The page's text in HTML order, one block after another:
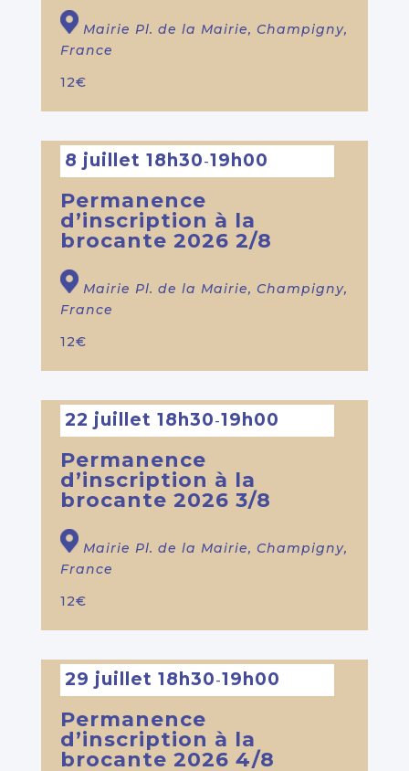
Mairie Pl. de la Mairie, Champigny,
France
12€
8 juillet 18h30-19h00
Permanence
d’inscription à la
brocante 2026 2/8
Mairie Pl. de la Mairie, Champigny,
France
12€
22 juillet 18h30-19h00
Permanence
d’inscription à la
brocante 2026 3/8
Mairie Pl. de la Mairie, Champigny,
France
12€
29 juillet 18h30-19h00
Permanence
d’inscription à la
brocante 2026 4/8